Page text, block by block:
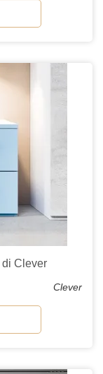
Clever
Clever